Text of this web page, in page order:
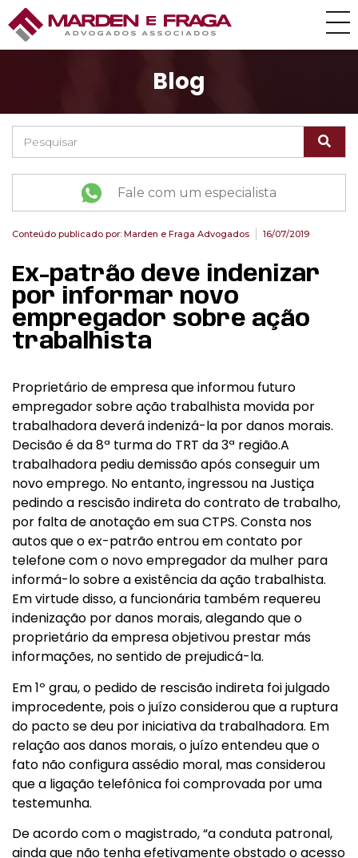
Blog
Fale com um especialista
Conteúdo publicado por: Marden e Fraga Advogados 16/07/2019
Ex-patrão deve indenizar
por informar novo
empregador sobre ação
trabalhista
Proprietário de empresa que informou futuro
empregador sobre ação trabalhista movida por
trabalhadora deverá indenizá-la por danos morais.
Decisão é da 8ª turma do TRT da 3ª região.A
trabalhadora pediu demissão após conseguir um
novo emprego. No entanto, ingressou na Justiça
pedindo a rescisão indireta do contrato de trabalho,
por falta de anotação em sua CTPS. Consta nos
autos que o ex-patrão entrou em contato por
telefone com o novo empregador da mulher para
informá-lo sobre a existência da ação trabalhista.
Em virtude disso, a funcionária também requereu
indenização por danos morais, alegando que o
proprietário da empresa objetivou prestar más
informações, no sentido de prejudicá-la.
Em 1º grau, o pedido de rescisão indireta foi julgado
improcedente, pois o juízo considerou que a ruptura
do pacto se deu por iniciativa da trabalhadora. Em
relação aos danos morais, o juízo entendeu que o
fato não configura assédio moral, mas considerou
que a ligação telefônica foi comprovada por uma
testemunha.
De acordo com o magistrado, “a conduta patronal,
ainda que não tenha efetivamente obstado o acesso